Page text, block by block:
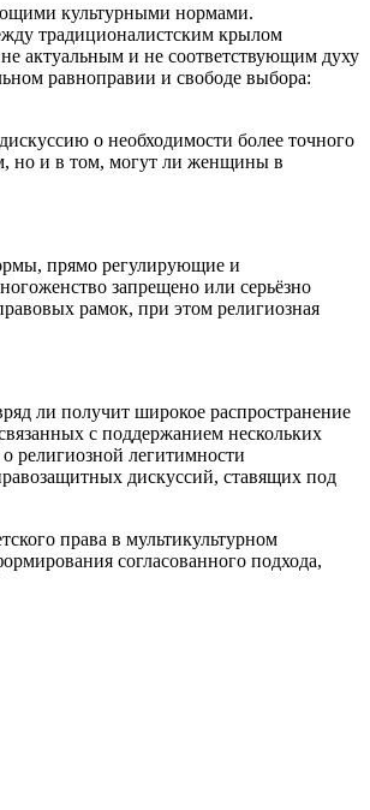
культурными нормами.
традиционалистским крылом
актуальным и не соответствующим духу
равноправии и свободе выбора:
о необходимости более точного
но и в том, могут ли женщины в
прямо регулирующие и
запрещено или серьёзно
рамок, при этом религиозная
ли получит широкое распространение
с поддержанием нескольких
религиозной легитимности
дискуссий, ставящих под
права в мультикультурном
согласованного подхода,